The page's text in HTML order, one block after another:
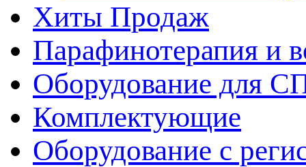
Хиты Продаж
Парафинотерапия и
Оборудование для
Комплектующие
Оборудование с